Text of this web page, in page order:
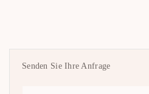
Senden Sie Ihre Anfrage